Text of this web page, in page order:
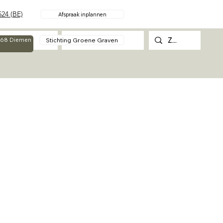
(BE) Afspraak inplannen
Over Contact
Diemen Stichting Groene Graven